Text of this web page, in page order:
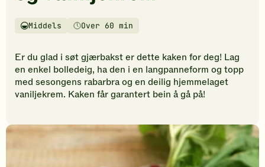
den
til
å
vurdere
denne
oppskriften.
Vanskelighetsgrad
Middels
TilberedningstidOver 60 min
Er du glad i søt gjærbakst er dette kaken for deg! Lag
en enkel bolledeig, ha den i en langpanneform og topp
med sesongens rabarbra og en deilig hjemmelaget
vaniljekrem. Kaken får garantert bein å gå på!